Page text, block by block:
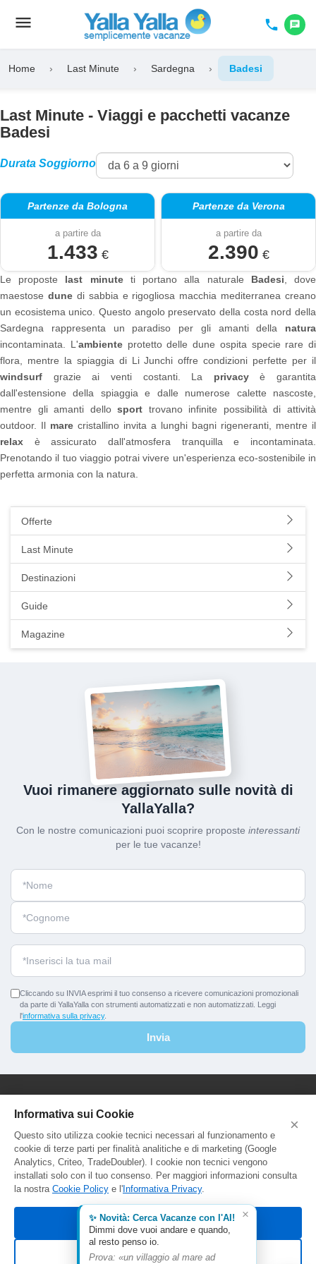
×
Informativa sui Cookie
Questo sito utilizza cookie tecnici necessari al funzionamento e
cookie di terze parti per finalità analitiche e di marketing (Google
Analytics, Criteo, TradeDoubler). I cookie non tecnici vengono
installati solo con il tuo consenso. Per maggiori informazioni consulta
la nostra Cookie Policy e l' Informativa Privacy.
Accetta tutti
Rifiuta non essenziali
✨ Novità: Cerca Vacanze con l'AI!
Dimmi dove vuoi andare e quando,
al resto penso io.
Prova: «un villaggio al mare ad
×
Toggle
menu phone chat
Home › Last Minute › Sardegna › Badesi
Last Minute - Viaggi e pacchetti vacanze
Badesi
Durata Soggiorno
Partenze da Bologna
a partire da
1.433 €
Partenze da Verona
a partire da
2.390 €
Le proposte last minuteti portano alla naturale Badesi , dove
maestose dunedi sabbia e rigogliosa macchia mediterranea creano
un ecosistema unico. Questo angolo preservato della costa nord della
Sardegna rappresenta un paradiso per gli amanti della natura
incontaminata. L'ambienteprotetto delle dune ospita specie rare di
flora, mentre la spiaggia di Li Junchi offre condizioni perfette per il
windsurf grazie ai venti costanti. La privacyè garantita
dall'estensione della spiaggia e dalle numerose calette nascoste,
mentre gli amanti dellosport trovano infinite possibilità di attività
outdoor. Il mare cristallino invita a lunghi bagni rigeneranti, mentre il
relax è assicurato dall'atmosfera tranquilla e incontaminata.
Prenotando il tuo viaggio potrai vivere un'esperienza eco-sostenibile in
perfetta armonia con la natura.
Offerte
Last Minute
Destinazioni
Guide
Magazine
Vuoi rimanere aggiornato sulle novità di
YallaYalla?
Con le nostre comunicazioni puoi scoprire proposte interessanti
per le tue vacanze!
Cliccando su INVIA esprimi il tuo consenso a ricevere comunicazioni promozionali
da parte di YallaYalla con strumenti automatizzati e non automatizzati. Leggi
l'informativa sulla privacy.
Invia
YallaYalla - DICA Srl
Sede Legale e Agenzia al Pubblico:
Viale Adriatico 127 - 00141 Roma
P.Iva e C.F. IT13366331000
Aut. Reg. Lazio Prot. GR744549